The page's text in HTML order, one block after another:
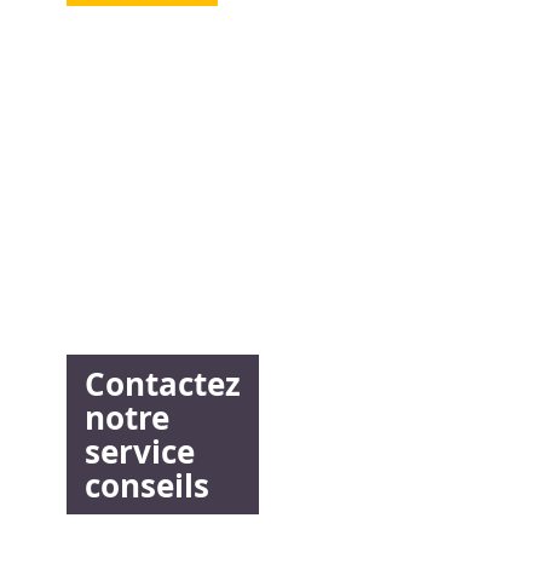
Contactez
notre
service
conseils